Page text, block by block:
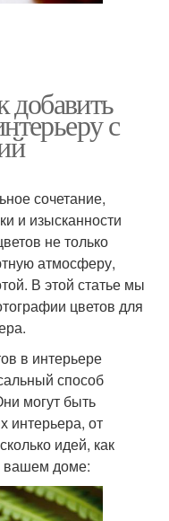
добавить
с
сочетание,
и изысканности
не только
атмосферу,
В этой статье мы
цветов для
в интерьере
способ
могут быть
интерьера, от
идей, как
вашем доме: